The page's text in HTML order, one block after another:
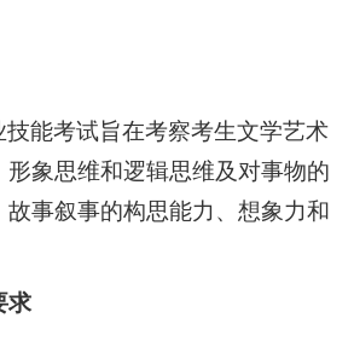
能考试旨在考察考生文学艺术
象思维和逻辑思维及对事物的
事叙事的构思能力、想象力和
求